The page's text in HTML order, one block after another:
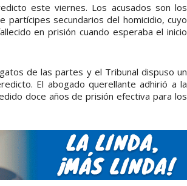
este viernes. Los acusados son los
partícipes secundarios del homicidio, cuyo
en prisión cuando esperaba el inicio
de las partes y el Tribunal dispuso un
El abogado querellante adhirió a la
doce años de prisión efectiva para los